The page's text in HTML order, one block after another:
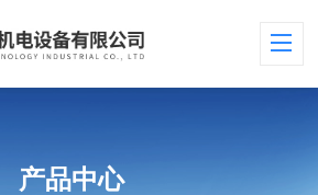
产品中心